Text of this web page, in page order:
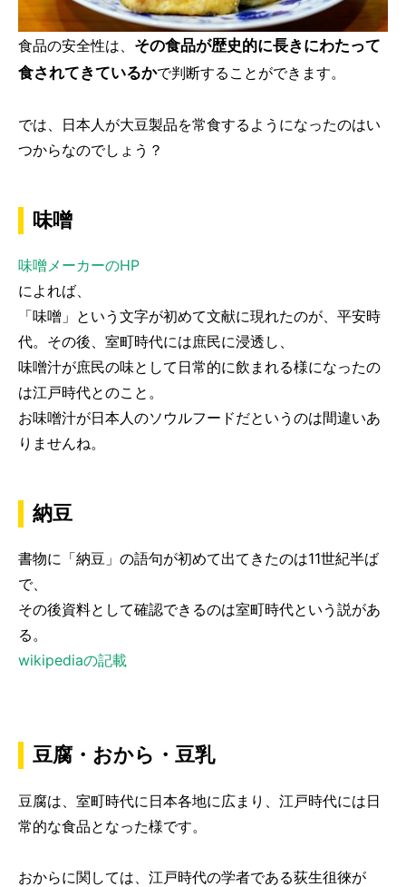
食品の安全性は、 その食品が歴史的に長きにわたって
食されてきているかで判断することができます。
では、日本人が大豆製品を常食するようになったのはい
つからなのでしょう？
味噌
味噌メーカーのHP
によれば、
「味噌」という文字が初めて文献に現れたのが、平安時
代。その後、室町時代には庶民に浸透し、
味噌汁が庶民の味として日常的に飲まれる様になったの
は江戸時代とのこと。
お味噌汁が日本人のソウルフードだというのは間違いあ
りませんね。
納豆
書物に「納豆」の語句が初めて出てきたのは11世紀半ば
で、
その後資料として確認できるのは室町時代という説があ
る。
wikipediaの記載
豆腐・おから・豆乳
豆腐は、室町時代に日本各地に広まり、江戸時代には日
常的な食品となった様です。
おからに関しては、江戸時代の学者である荻生徂徠が